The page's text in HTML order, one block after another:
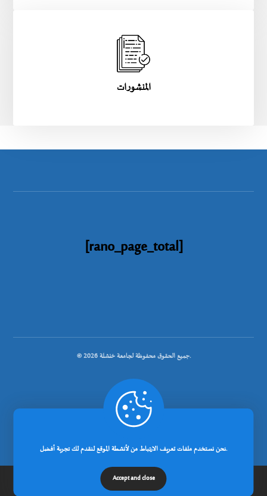
المنشورات
[rano_page_total]
© جميع الحقوق محفوظة لجامعة خنشلة 2026.
.
نحن نستخدم ملفات تعريف الارتباط من لأنشطة الموقع لنقدم لك تجربة أفضل.
Accept and close